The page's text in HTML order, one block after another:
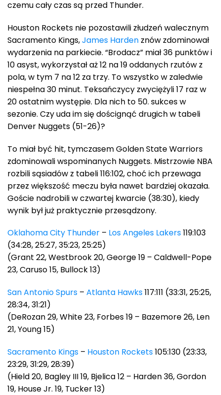
czemu cały czas są przed Thunder.
Houston Rockets nie pozostawili złudzeń walecznym
Sacramento Kings,James Harden znów zdominował
wydarzenia na parkiecie. “Brodacz” miał 36 punktów i
10 asyst, wykorzystał aż 12 na 19 oddanych rzutów z
pola, w tym 7 na 12 za trzy. To wszystko w zaledwie
niespełna 30 minut. Teksańczycy zwyciężyli 17 raz w
20 ostatnim występie. Dla nich to 50. sukces w
sezonie. Czy uda im się doścignąć drugich w tabeli
Denver Nuggets (51-26)?
To miał być hit, tymczasem Golden State Warriors
zdominowali wspominanych Nuggets. Mistrzowie NBA
rozbili sąsiadów z tabeli 116:102, choć ich przewaga
przez większość meczu była nawet bardziej okazała.
Goście nadrobili w czwartej kwarcie (38:30), kiedy
wynik był już praktycznie przesądzony.
Oklahoma City Thunder – Los Angeles Lakers119:103
(34:28, 25:27, 35:23, 25:25)
(Grant 22, Westbrook 20, George 19 – Caldwell-Pope
23, Caruso 15, Bullock 13)
San Antonio Spurs – Atlanta Hawks117:111 (33:31, 25:25,
28:34, 31:21)
(DeRozan 29, White 23, Forbes 19 – Bazemore 26, Len
21, Young 15)
Sacramento Kings – Houston Rockets105:130 (23:33,
23:29, 31:29, 28:39)
(Hield 20, Bagley III 19, Bjelica 12 – Harden 36, Gordon
19, House Jr. 19, Tucker 13)